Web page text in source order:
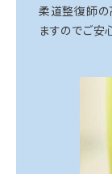
柔道整復師の
ますのでご安